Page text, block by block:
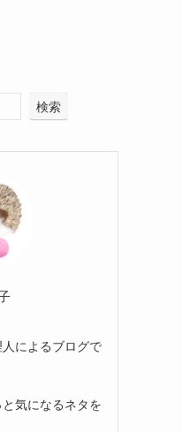
検索
によるブログで
気になるネタを